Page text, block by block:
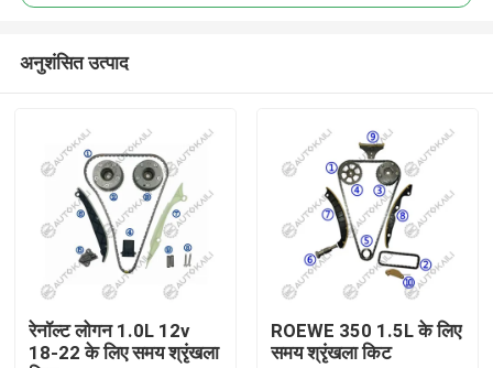
अनुशंसित उत्पाद
रेनॉल्ट लोगन 1.0L 12v
18-22 के लिए समय श्रृंखला
ROEWE 350 1.5L के लिए
समय श्रृंखला किट